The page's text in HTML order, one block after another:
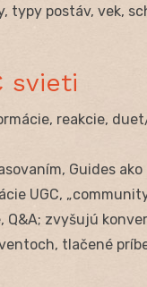
typy postáv, vek,
svieti
reakcie,
Guides
UGC,
Q&A; zvyšujú
tlačené